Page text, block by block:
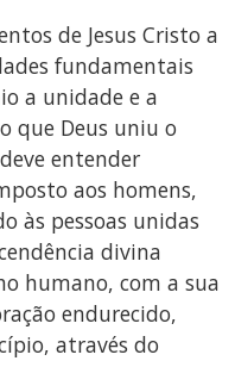
de Jesus Cristo a
fundamentais
a unidade e a
que Deus uniu o
entender
aos homens,
às pessoas unidas
divina
humano, com a sua
endurecido,
através do